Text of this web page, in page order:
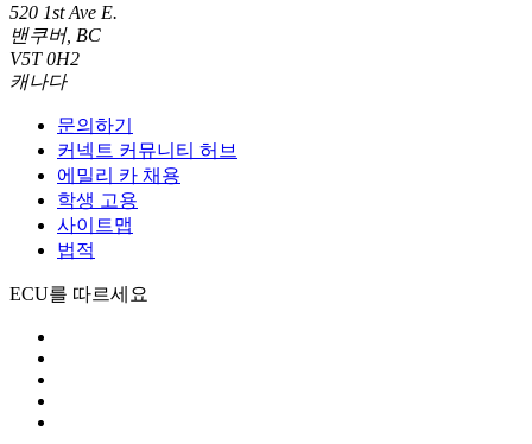
520 1st Ave E.
밴쿠버, BC
V5T 0H2
캐나다
문의하기
커넥트 커뮤니티 허브
에밀리 카 채용
학생 고용
사이트맵
법적
ECU를 따르세요